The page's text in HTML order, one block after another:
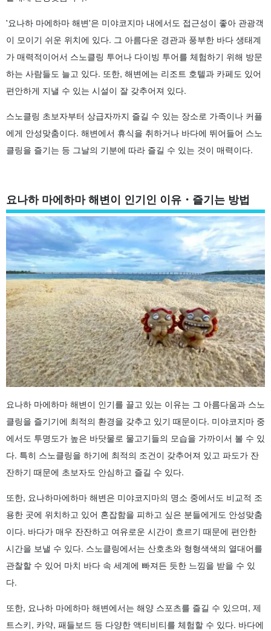
'요나하 마에하마 해변'은 미야코지마 내에서도 접근성이 좋아 관광객
이 모이기 쉬운 위치에 있다. 그 아름다운 경관과 풍부한 바다 생태계
가 매력적이어서 스노클링 투어나 다이빙 투어를 체험하기 위해 방문
하는 사람들도 늘고 있다. 또한, 해변에는 리조트 호텔과 카페도 있어
편안하게 지낼 수 있는 시설이 잘 갖추어져 있다.
스노클링 초보자부터 상급자까지 즐길 수 있는 장소로 가족이나 커플
에게 안성맞춤이다. 해변에서 휴식을 취하거나 바다에 뛰어들어 스노
클링을 즐기는 등 그날의 기분에 따라 즐길 수 있는 것이 매력이다.
요나하 마에하마 해변이 인기인 이유・즐기는 방법
요나하 마에하마 해변이 인기를 끌고 있는 이유는 그 아름다움과 스노
클링을 즐기기에 최적의 환경을 갖추고 있기 때문이다. 미야코지마 중
에서도 투명도가 높은 바닷물로 물고기들의 모습을 가까이서 볼 수 있
다. 특히 스노클링을 하기에 최적의 조건이 갖추어져 있고 파도가 잔
잔하기 때문에 초보자도 안심하고 즐길 수 있다.
또한, 요나하마에하마 해변은 미야코지마의 명소 중에서도 비교적 조
용한 곳에 위치하고 있어 혼잡함을 피하고 싶은 분들에게도 안성맞춤
이다. 바다가 매우 잔잔하고 여유로운 시간이 흐르기 때문에 편안한
시간을 보낼 수 있다. 스노클링에서는 산호초와 형형색색의 열대어를
관찰할 수 있어 마치 바다 속 세계에 빠져든 듯한 느낌을 받을 수 있
다.
또한, 요나하 마에하마 해변에서는 해양 스포츠를 즐길 수 있으며, 제
트스키, 카약, 패들보드 등 다양한 액티비티를 체험할 수 있다. 바다에